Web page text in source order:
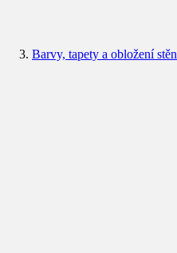
Barvy, tapety a obložení stěn